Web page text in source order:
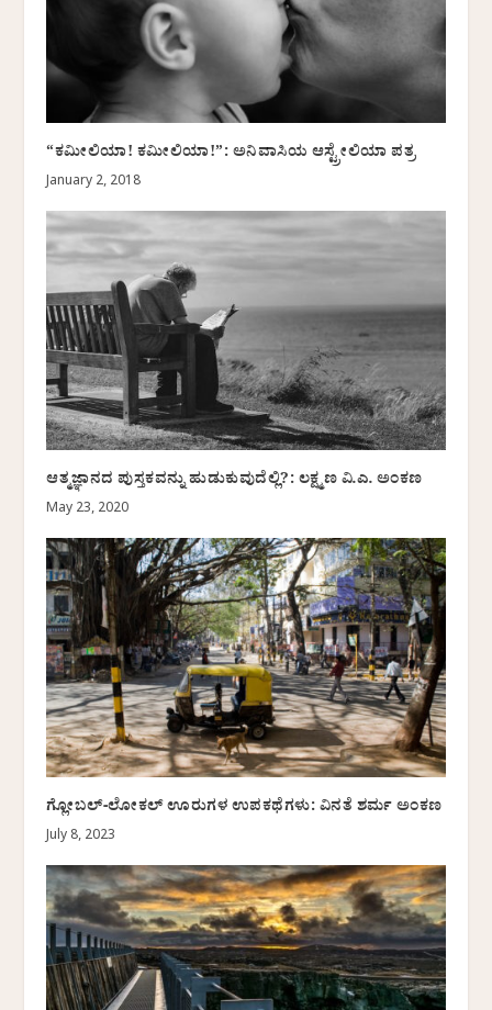
“ಕಮೀಲಿಯಾ! ಕಮೀಲಿಯಾ!”: ಅನಿವಾಸಿಯ ಆಸ್ಟ್ರೇಲಿಯಾ ಪತ್ರ
January 2, 2018
ಆತ್ಮಜ್ಞಾನದ ಪುಸ್ತಕವನ್ನು ಹುಡುಕುವುದೆಲ್ಲಿ?: ಲಕ್ಷ್ಮಣ ವಿ.ಎ. ಅಂಕಣ
May 23, 2020
ಗ್ಲೋಬಲ್-ಲೋಕಲ್ ಊರುಗಳ ಉಪಕಥೆಗಳು: ವಿನತೆ ಶರ್ಮ ಅಂಕಣ
July 8, 2023